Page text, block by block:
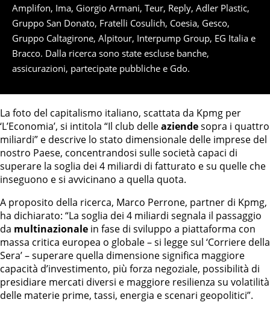
Amplifon, Ima, Giorgio Armani, Teur, Reply, Adler Plastic,
Gruppo San Donato, Fratelli Cosulich, Coesia, Gesco,
Gruppo Caltagirone, Alpitour, Interpump Group, EG Italia e
Bracco. Dalla ricerca sono state escluse banche,
assicurazioni, partecipate pubbliche e Gdo.
La foto del capitalismo italiano, scattata da Kpmg per
‘L’Economia’, si intitola “Il club delleaziendesopra i quattro
miliardi” e descrive lo stato dimensionale delle imprese del
nostro Paese, concentrandosi sulle società capaci di
superare la soglia dei 4 miliardi di fatturato e su quelle che
inseguono e si avvicinano a quella quota.
A proposito della ricerca, Marco Perrone, partner di Kpmg,
ha dichiarato: “La soglia dei 4 miliardi segnala il passaggio
da multinazionale in fase di sviluppo a piattaforma con
massa critica europea o globale – si legge sul ‘Corriere della
Sera’ – superare quella dimensione significa maggiore
capacità d’investimento, più forza negoziale, possibilità di
presidiare mercati diversi e maggiore resilienza su volatilità
delle materie prime, tassi, energia e scenari geopolitici”.